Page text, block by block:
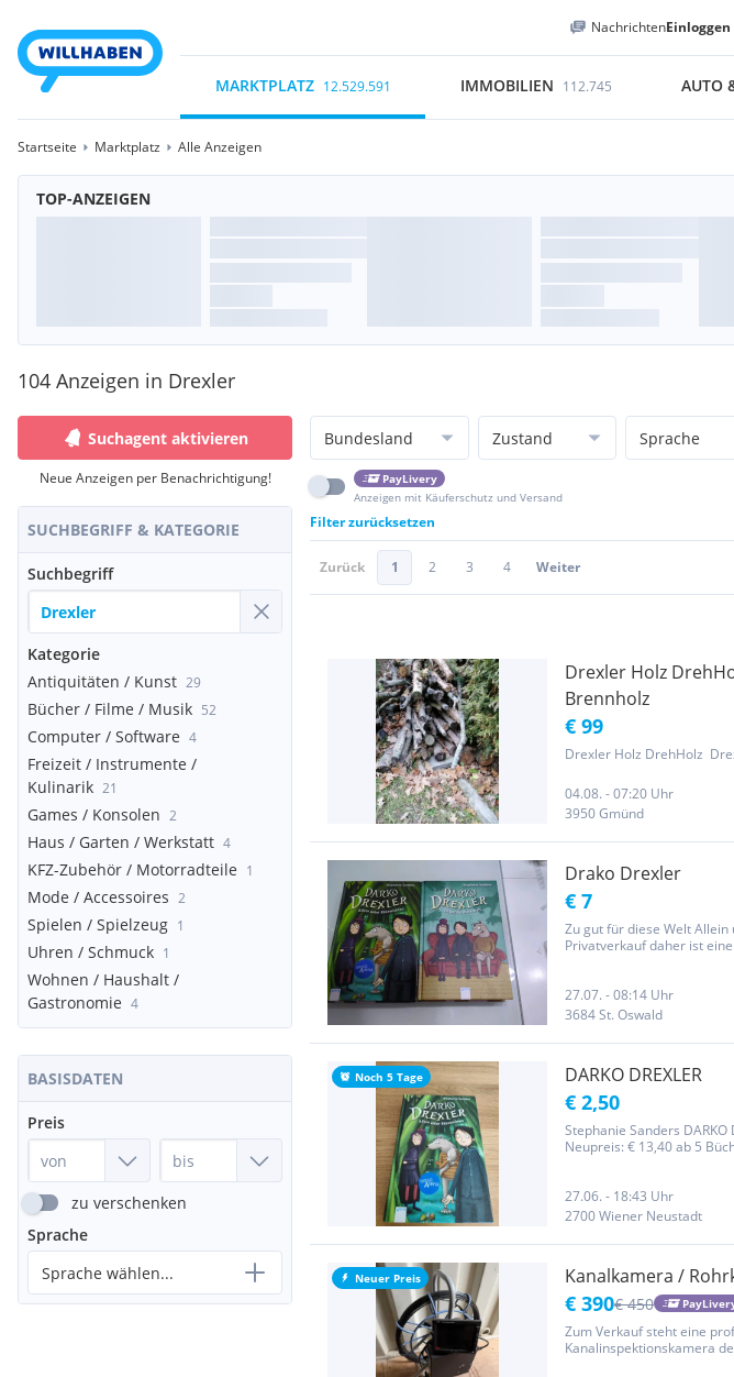
NachrichtenEinloggen
MARKTPLATZ 12.529.591 IMMOBILIEN 112.745 AUTO
Startseite Marktplatz Alle Anzeigen
TOP-ANZEIGEN
104 Anzeigen in Drexler
Suchagent aktivieren
Neue Anzeigen per Benachrichtigung!
SUCHBEGRIFF & KATEGORIE
Suchbegriff
Kategorie
Antiquitäten / Kunst 29
Bücher / Filme / Musik 52
Computer / Software 4
Freizeit / Instrumente /
Kulinarik 21
Games / Konsolen 2
Haus / Garten / Werkstatt 4
KFZ-Zubehör / Motorradteile 1
Mode / Accessoires 2
Spielen / Spielzeug 1
Uhren / Schmuck 1
Wohnen / Haushalt /
Gastronomie 4
BASISDATEN
Preis
zu verschenken
Sprache
Sprache wählen...
Bundesland Zustand Sprache
PayLivery
Anzeigen mit Käuferschutz und Versand
Filter zurücksetzen
Zurück 1 2 3 4 Weiter
Drexler Holz
Brennholz
€ 99
Drexler Holz DrehHolz
04.08. - 07:20 Uhr
3950 Gmünd
Drako Drexler
€ 7
Zu gut für diese Welt
Privatverkauf daher ist
27.07. - 08:14 Uhr
3684 St. Oswald
Noch 5 Tage DARKO DREXLER
€ 2,50
Stephanie Sanders DARKO
Neupreis: € 13,40 ab 5
27.06. - 18:43 Uhr
2700 Wiener Neustadt
Neuer Preis Kanalkamera /
€ 390€ 450
Zum Verkauf steht eine
Kanalinspektionskamera